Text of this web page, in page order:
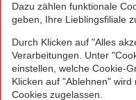
Deutschland
53227 Bonn, welche
© 2016 - 2026
Stiftung & Co. KG
Sitemap Kontakt